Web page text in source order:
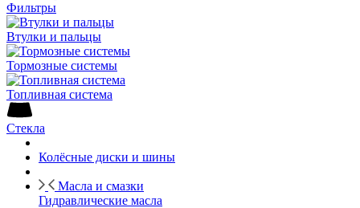
Фильтры
Втулки и пальцы
Тормозные системы
Топливная система
Стекла
Колёсные диски и шины
Масла и смазки
Гидравлические масла